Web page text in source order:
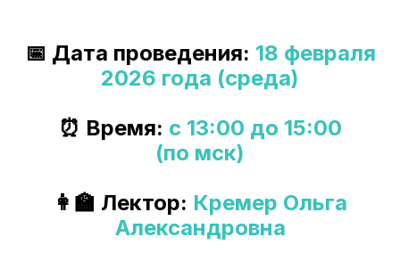
📅 Дата проведения: 18 февраля
2026 года (среда)
⏰ Время: с 13:00 до 15:00
(по мск)
👩‍🏫 Лектор: Кремер Ольга
Александровна